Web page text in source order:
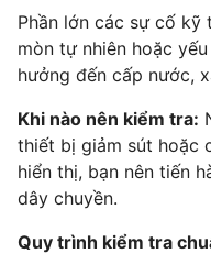
Phần lớn các sự cố kỹ
mòn tự nhiên hoặc
hưởng đến cấp nước,
Khi nào nên kiểm tra:
thiết bị giảm sút hoặc
hiển thị, bạn nên tiến
dây chuyền.
Quy trình kiểm tra